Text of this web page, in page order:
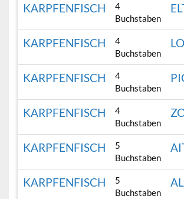
KARPFENFISCH
4
Buchstaben
KARPFENFISCH
4
Buchstaben
KARPFENFISCH
4
Buchstaben
KARPFENFISCH
4
Buchstaben
KARPFENFISCH
5
Buchstaben
KARPFENFISCH
5
Buchstaben